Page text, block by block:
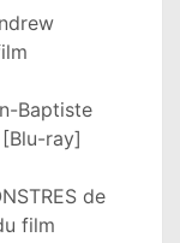
Baptiste
ray]
de
film